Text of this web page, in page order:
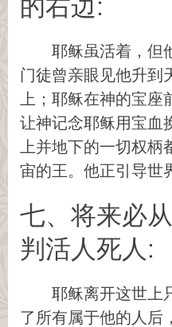
的右边:
耶稣虽活着，但
门徒曾亲眼见他升到
上；耶稣在神的宝
让神记念耶稣用宝血
上并地下的一切权
宙的王。他正引导世
七、将来必
判活人死人:
耶稣离开这世上
了所有属于他的人后